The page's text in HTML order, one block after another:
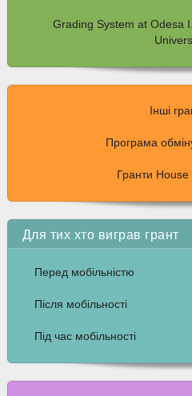
Grading System at Odesa
Інші
Програма
Гранти
Для тих хто виграв грант
Перед мобільністю
Після мобільності
Під час мобільності